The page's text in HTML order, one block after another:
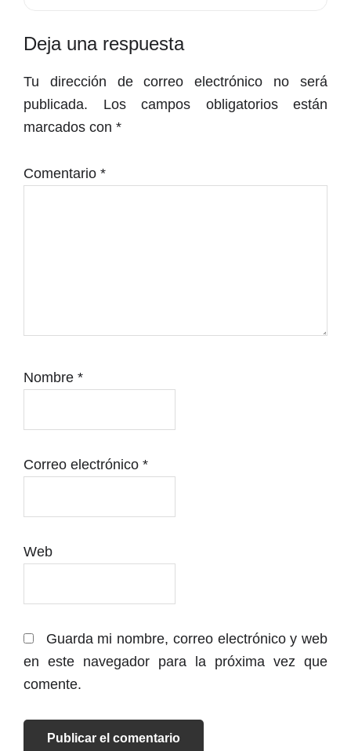
Interacciones
con
los
lectores
Deja una respuesta
Tu dirección de correo electrónico no será
publicada.
Los campos obligatorios están
marcados con *
Comentario *
Nombre *
Correo electrónico *
Web
Guarda mi nombre, correo electrónico y web
en este navegador para la próxima vez que
comente.